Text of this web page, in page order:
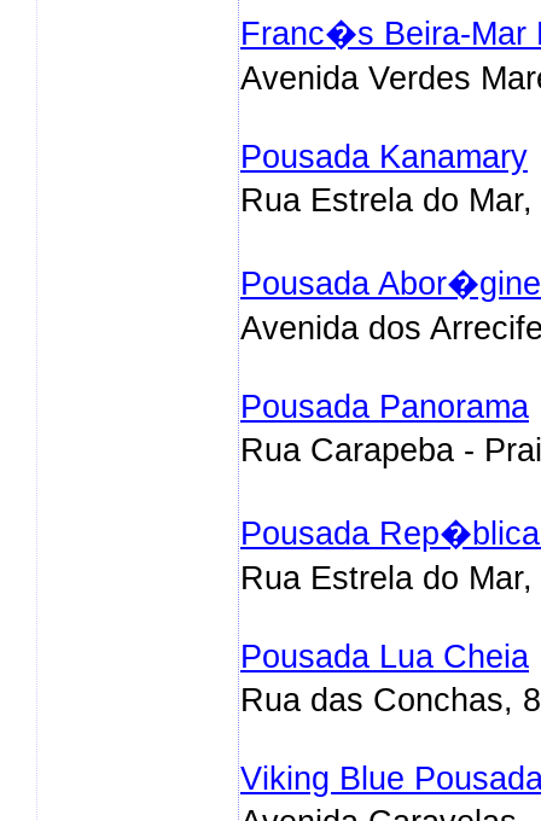
Franc�s Beira-Mar
Avenida Verdes
Pousada Kanamary
Rua Estrela do
Pousada Abor�gine
Avenida dos
Pousada Panorama
Rua Carapeba -
Pousada
Rua Estrela do
Pousada Lua Cheia
Rua das Conchas,
Viking Blue